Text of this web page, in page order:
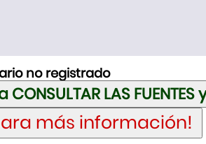
no registrado